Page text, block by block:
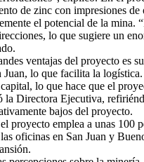
de zinc con impresiones
el potencial de la mina.
lo que sugiere un
ventajas del proyecto es
Juan, lo que facilita la
lo que hace que el
la Directora Ejecutiva,
bajos del proyecto.
proyecto emplea a unas 100
oficinas en San Juan y